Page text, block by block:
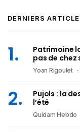
DERNIERS
Patrimoine
pas de chez
Yoan Rigoulet
Pujols : la
l’été
Quidam Hebdo